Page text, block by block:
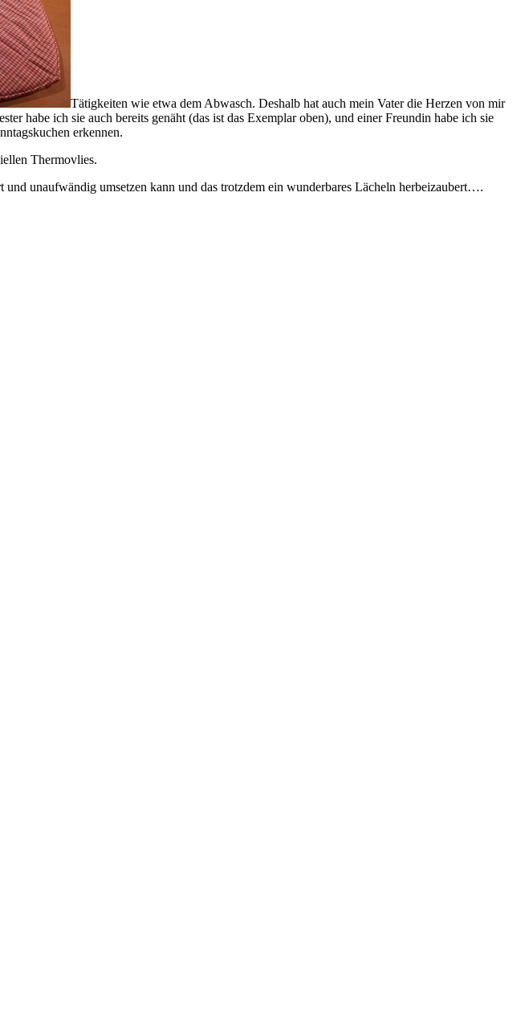
Tätigkeiten wie etwa dem Abwasch. Deshalb hat auch mein Vater die Herzen von mir
habe ich sie auch bereits genäht (das ist das Exemplar oben), und einer Freundin habe ich sie
erkennen.
Thermovlies.
unaufwändig umsetzen kann und das trotzdem ein wunderbares Lächeln herbeizaubert….